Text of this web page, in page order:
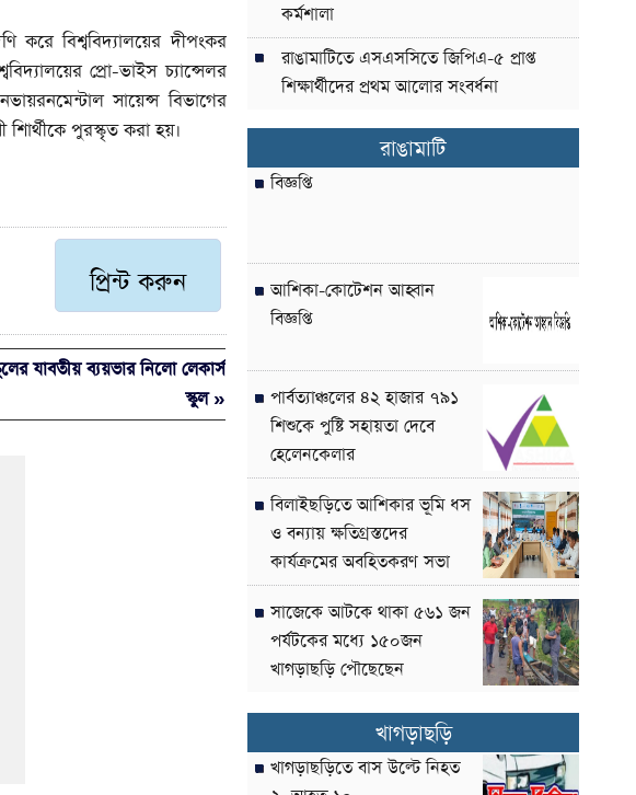
করে বিশ্ববিদ্যালয়ের দীপংকর
প্রো-ভাইস চ্যান্সেলর
সায়েন্স বিভাগের
পুরস্কৃত করা হয়।
প্রিন্ট করুন
যাবতীয় ব্যয়ভার নিলো লেকার্স
স্কুল »
কর্মশালা
রাঙামাটিতে এসএসসিতে জিপিএ-৫ প্রাপ্ত
শিক্ষার্থীদের প্রথম আলোর সংবর্ধনা
রাঙামাটি
বিজ্ঞপ্তি
আশিকা-কোটেশন আহ্বান
বিজ্ঞপ্তি
পার্বত্যাঞ্চলের ৪২ হাজার ৭৯১
শিশুকে পুষ্টি সহায়তা দেবে
হেলেনকেলার
বিলাইছড়িতে আশিকার ভূমি ধস
ও বন্যায় ক্ষতিগ্রস্তদের
কার্যক্রমের অবহিতকরণ সভা
সাজেকে আটকে থাকা ৫৬১ জন
পর্যটকের মধ্যে ১৫০জন
খাগড়াছড়ি পৌছেছেন
খাগড়াছড়ি
খাগড়াছড়িতে বাস উল্টে নিহত